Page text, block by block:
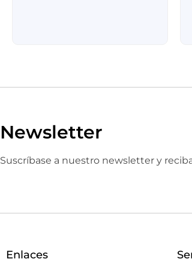
Newsletter
Suscríbase a nuestro newsletter y
Enlaces